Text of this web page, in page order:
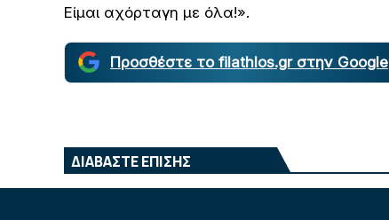
Είμαι αχόρταγη με όλα!».
Προσθέστε το filathlos.gr στην Google
ΔΙΑΒΑΣΤΕ ΕΠΙΣΗΣ